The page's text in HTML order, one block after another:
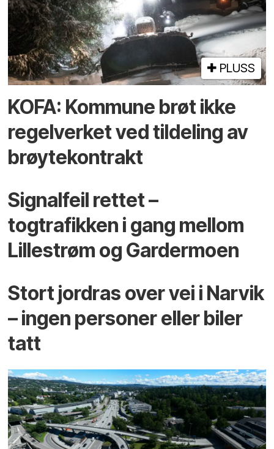
PLUSS
KOFA: Kommune brøt ikke
regelverket ved tildeling av
brøytekontrakt
Signalfeil rettet –
togtrafikken i gang mellom
Lillestrøm og Gardermoen
Stort jordras over vei i Narvik
– ingen personer eller biler
tatt